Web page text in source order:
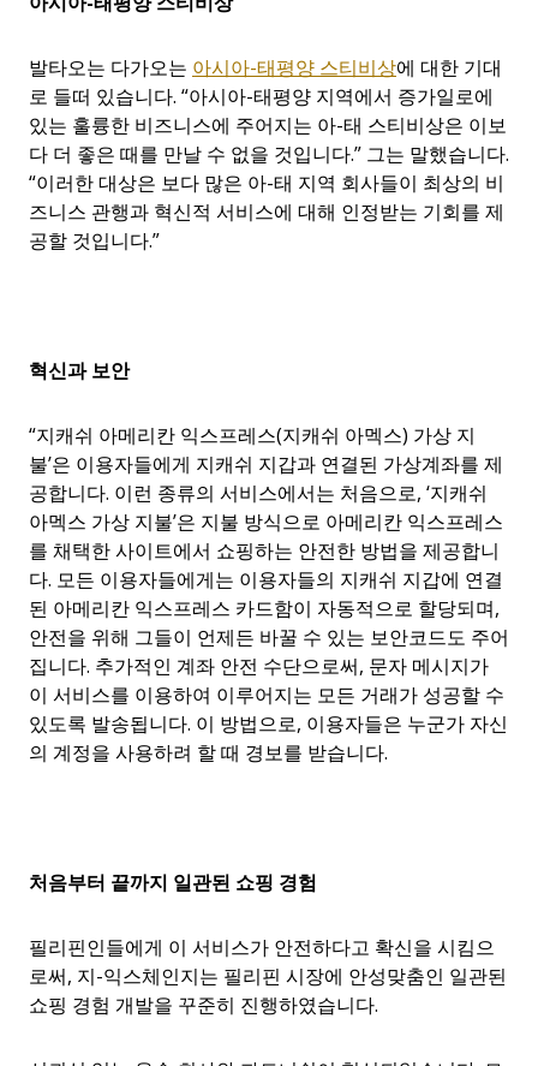
발타오는 다가오는 아시아-태평양 스티비상에 대한 기대
로 들떠 있습니다. “아시아-태평양 지역에서 증가일로에
있는 훌륭한 비즈니스에 주어지는 아-태 스티비상은 이보
다 더 좋은 때를 만날 수 없을 것입니다.” 그는 말했습니다.
“이러한 대상은 보다 많은 아-태 지역 회사들이 최상의 비
즈니스 관행과 혁신적 서비스에 대해 인정받는 기회를 제
공할 것입니다.”
혁신과 보안
“지캐쉬 아메리칸 익스프레스(지캐쉬 아멕스) 가상 지
불’은 이용자들에게 지캐쉬 지갑과 연결된 가상계좌를 제
공합니다. 이런 종류의 서비스에서는 처음으로, ‘지캐쉬
아멕스 가상 지불’은 지불 방식으로 아메리칸 익스프레스
를 채택한 사이트에서 쇼핑하는 안전한 방법을 제공합니
다. 모든 이용자들에게는 이용자들의 지캐쉬 지갑에 연결
된 아메리칸 익스프레스 카드함이 자동적으로 할당되며,
안전을 위해 그들이 언제든 바꿀 수 있는 보안코드도 주어
집니다. 추가적인 계좌 안전 수단으로써, 문자 메시지가
이 서비스를 이용하여 이루어지는 모든 거래가 성공할 수
있도록 발송됩니다. 이 방법으로, 이용자들은 누군가 자신
의 계정을 사용하려 할 때 경보를 받습니다.
처음부터 끝까지 일관된 쇼핑 경험
필리핀인들에게 이 서비스가 안전하다고 확신을 시킴으
로써, 지-익스체인지는 필리핀 시장에 안성맞춤인 일관된
쇼핑 경험 개발을 꾸준히 진행하였습니다.